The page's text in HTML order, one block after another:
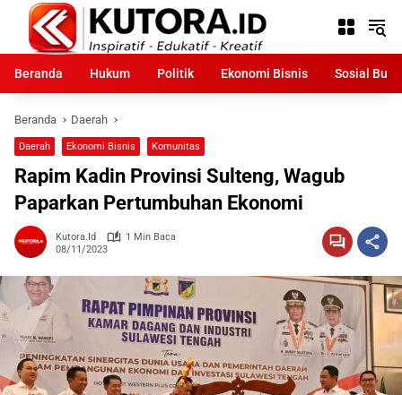
Langsung
konten
Beranda
Hukum Politik Ekonomi Bisnis Sosial
Beranda Daerah
Daerah Ekonomi Bisnis Komunitas
Rapim Kadin Provinsi Sulteng, Wagub
Paparkan Pertumbuhan Ekonomi
Kutora.id
1 Min Baca
08/11/2023